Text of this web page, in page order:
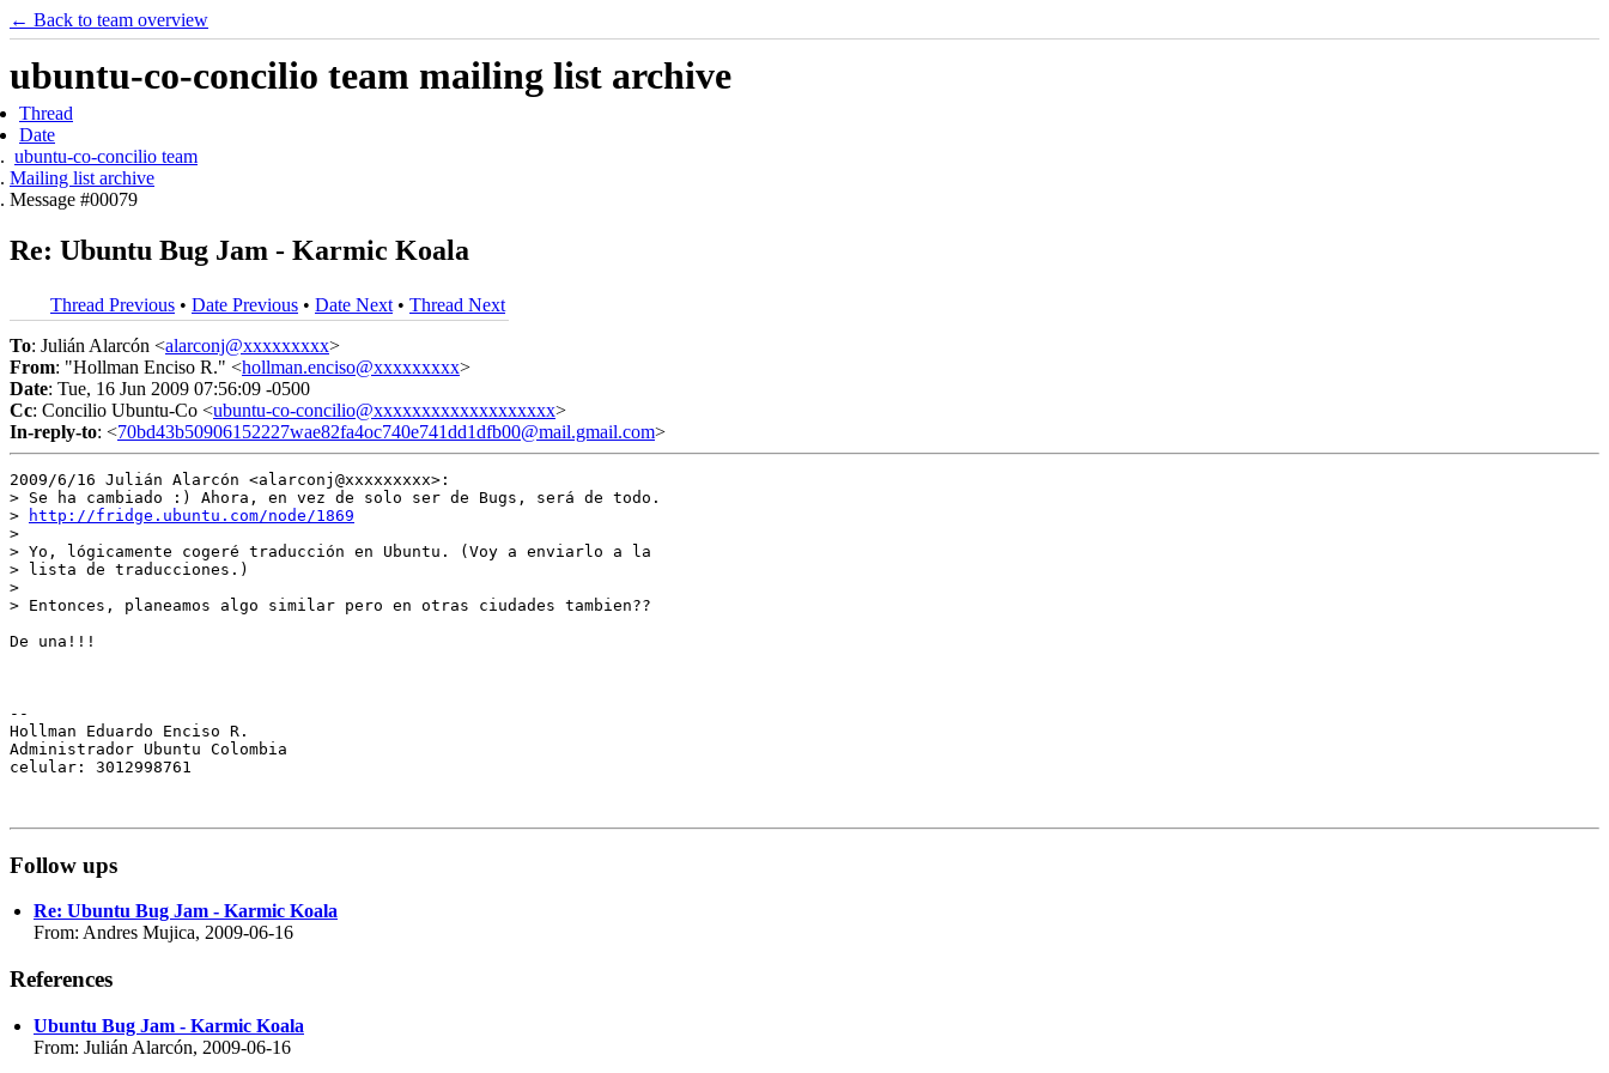
← Back to team overview
ubuntu-co-concilio team mailing list archive
Thread
Date
ubuntu-co-concilio team
Mailing list archive
Message #00079
Re: Ubuntu Bug Jam - Karmic Koala
Thread Previous • Date Previous • Date Next • Thread Next
To: Julián Alarcón <alarconj@xxxxxxxxx>
From: "Hollman Enciso R." <hollman.enciso@xxxxxxxxx>
Date: Tue, 16 Jun 2009 07:56:09 -0500
Cc: Concilio Ubuntu-Co <ubuntu-co-concilio@xxxxxxxxxxxxxxxxxxx>
In-reply-to: <70bd43b50906152227wae82fa4oc740e741dd1dfb00@mail.gmail.com>
2009/6/16 Julián Alarcón <alarconj@xxxxxxxxx>:
> Se ha cambiado :) Ahora, en vez de solo ser de Bugs, será de todo.
>
http://fridge.ubuntu.com/node/1869
>
> Yo, lógicamente cogeré traducción en Ubuntu. (Voy a enviarlo a la
> lista de traducciones.)
>
> Entonces, planeamos algo similar pero en otras ciudades tambien??
De una!!!
--
Hollman Eduardo Enciso R.
Administrador Ubuntu Colombia
celular: 3012998761
Follow ups
Re: Ubuntu Bug Jam - Karmic Koala
From: Andres Mujica, 2009-06-16
References
Ubuntu Bug Jam - Karmic Koala
From: Julián Alarcón, 2009-06-16